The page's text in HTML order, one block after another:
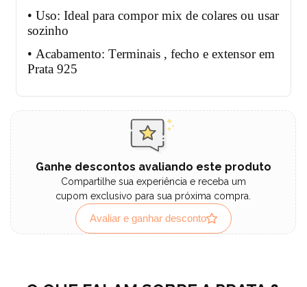
• Uso: Ideal para compor mix de colares ou usar
sozinho
• Acabamento: Terminais , fecho e extensor em
Prata 925
Ganhe descontos avaliando este produto
Compartilhe sua experiência e receba um
cupom exclusivo para sua próxima compra.
Avaliar e ganhar desconto